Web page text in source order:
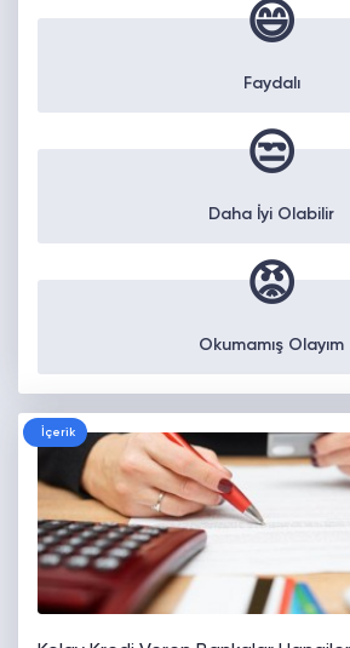
😄
Faydalı
😒
Daha İyi Olabilir
😡
Okumamış Olayım
İçerik